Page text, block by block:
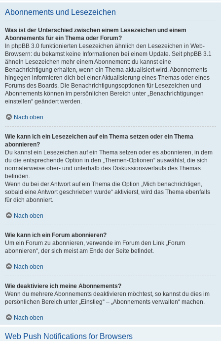
Abonnements und Lesezeichen
Was ist der Unterschied zwischen einem Lesezeichen und einem
Abonnements für ein Thema oder Forum?
In phpBB 3.0 funktionierten Lesezeichen ähnlich den Lesezeichen in Web-
Browsern: du bekamst keine Informationen bei einem Update. Seit phpBB 3.1
ähneln Lesezeichen mehr einem Abonnement: du kannst eine
Benachrichtigung erhalten, wenn ein Thema aktualisiert wird. Abonnements
hingegen informieren dich bei einer Aktualisierung eines Themas oder eines
Forums des Boards. Die Benachrichtigungsoptionen für Lesezeichen und
Abonnements können im persönlichen Bereich unter „Benachrichtigungen
einstellen“ geändert werden.
Nach oben
Wie kann ich ein Lesezeichen auf ein Thema setzen oder ein Thema
abonnieren?
Du kannst ein Lesezeichen auf ein Thema setzen oder es abonnieren, in dem
du die entsprechende Option in den „Themen-Optionen“ auswählst, die sich
normalerweise ober- und unterhalb des Diskussionsverlaufs des Themas
befinden.
Wenn du bei der Antwort auf ein Thema die Option „Mich benachrichtigen,
sobald eine Antwort geschrieben wurde“ aktivierst, wird das Thema ebenfalls
für dich abonniert.
Nach oben
Wie kann ich ein Forum abonnieren?
Um ein Forum zu abonnieren, verwende im Forum den Link „Forum
abonnieren“, der sich meist am Ende der Seite befindet.
Nach oben
Wie deaktiviere ich meine Abonnements?
Wenn du mehrere Abonnements deaktivieren möchtest, so kannst du dies im
persönlichen Bereich unter „Einstieg“ – „Abonnements verwalten“ machen.
Nach oben
Web Push Notifications for Browsers